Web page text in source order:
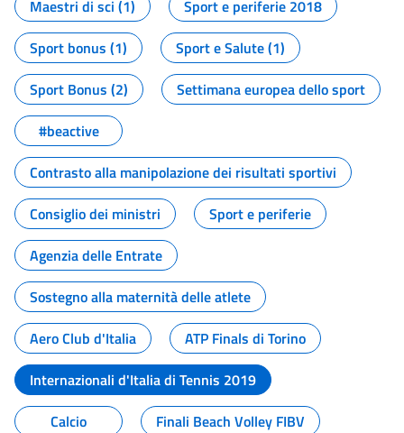
Maestri di sci (1)
Sport e periferie 2018
Sport bonus (1)
Sport e Salute (1)
Sport Bonus (2)
Settimana europea dello sport
#beactive
Contrasto alla manipolazione dei risultati sportivi
Consiglio dei ministri
Sport e periferie
Agenzia delle Entrate
Sostegno alla maternità delle atlete
Aero Club d'Italia
ATP Finals di Torino
Internazionali d'Italia di Tennis 2019
Calcio
Finali Beach Volley FIBV